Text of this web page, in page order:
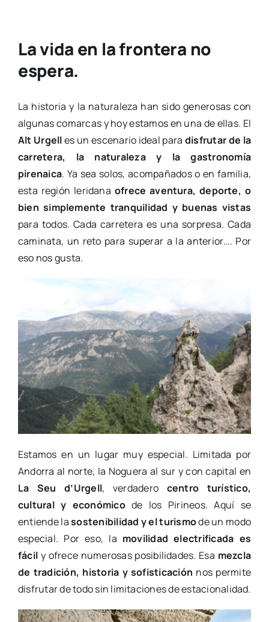
La vida en la frontera no
espera.
La historia y la naturaleza han sido generosas con
algunas comarcas y hoy estamos en una de ellas. El
Alt Urgelles un escenario ideal para disfrutar de la
carretera, la naturaleza y la gastronomía
pirenaica. Ya sea solos, acompañados o en familia,
esta región leridana ofrece aventura, deporte, o
bien simplemente tranquilidad y buenas vistas
para todos. Cada carretera es una sorpresa. Cada
caminata, un reto para superar a la anterior…. Por
eso nos gusta.
Estamos en un lugar muy especial. Limitada por
Andorra al norte, la Noguera al sur y con capital en
La Seu d’Urgell, verdadero centro turístico,
cultural y económicode los Pirineos. Aquí se
entiende lasostenibilidad y el turismode un modo
especial. Por eso, la movilidad electrificada es
fácil y ofrece numerosas posibilidades. Esa mezcla
de tradición, historia y sofisticación nos permite
disfrutar de todo sin limitaciones de estacionalidad.